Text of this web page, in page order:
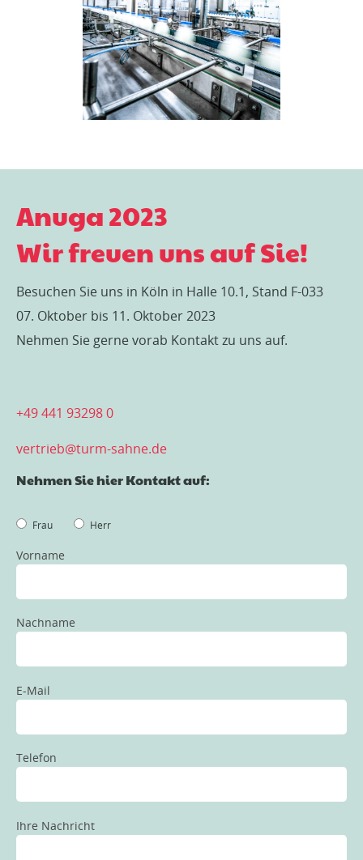
Anuga 2023
Wir freuen uns auf Sie!
Besuchen Sie uns in Köln in Halle 10.1, Stand F-033
07. Oktober bis 11. Oktober 2023
Nehmen Sie gerne vorab Kontakt zu uns auf.
+49 441 93298 0
vertrieb@turm-sahne.de
Nehmen Sie hier Kontakt auf:
Frau Herr
Vorname
Nachname
E-Mail
Telefon
Ihre Nachricht